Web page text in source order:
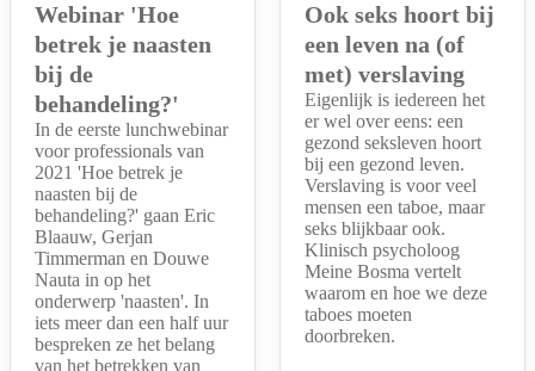
Webinar 'Hoe
betrek je naasten
bij de
behandeling?'
In de eerste lunchwebinar
voor professionals van
2021 'Hoe betrek je
naasten bij de
behandeling?' gaan Eric
Blaauw, Gerjan
Timmerman en Douwe
Nauta in op het
onderwerp 'naasten'. In
iets meer dan een half uur
bespreken ze het belang
van het betrekken van
Ook seks hoort bij
een leven na (of
met) verslaving
Eigenlijk is iedereen het
er wel over eens: een
gezond seksleven hoort
bij een gezond leven.
Verslaving is voor veel
mensen een taboe, maar
seks blijkbaar ook.
Klinisch psycholoog
Meine Bosma vertelt
waarom en hoe we deze
taboes moeten
doorbreken.